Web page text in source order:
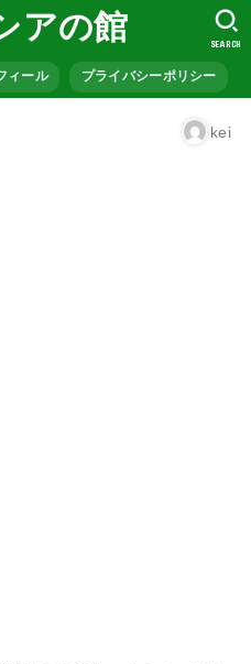
アの館
ィール プライバシーポリシー
SEARCH
kei